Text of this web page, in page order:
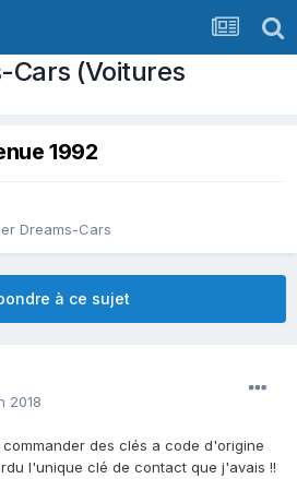
Cars (Voitures
1992
Dreams-Cars
à ce sujet
2018
des clés a code d'origine
l'unique clé de contact que j'avais !!